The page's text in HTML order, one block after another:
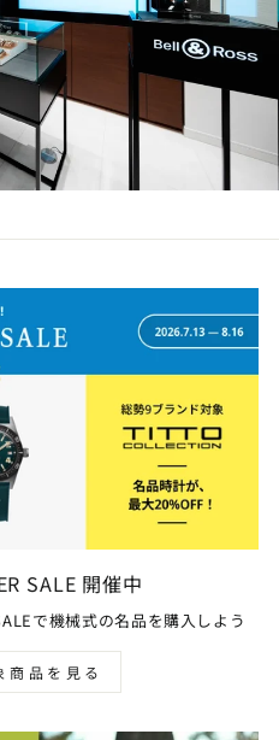
SALE 開催中
で機械式の名品を購入しよう
商品を見る